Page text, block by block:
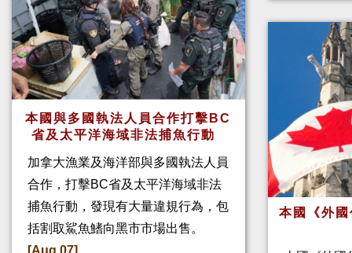
本國與多國執法人員合作打擊BC
省及太平洋海域非法捕魚行動
加拿大漁業及海洋部與多國執法人員
合作，打擊BC省及太平洋海域非法
捕魚行動，發現有大量違規行為，包
括割取鯊魚鰭向黑市市場出售。
本國《外